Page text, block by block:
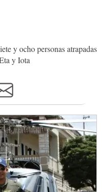
y ocho personas atrapadas
y Iota